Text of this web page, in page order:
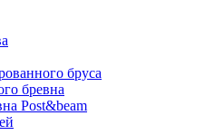
бруса
бревна
Post&beam